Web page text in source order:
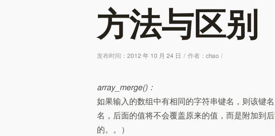
方法与区别
发布时间： 2012 年 10 月 24 日 / 作者： chao /
array_merge()：
如果输入的数组中有相同的字符串键名，则该键
名，后面的值将不会覆盖原来的值，而是附加到
的。。）